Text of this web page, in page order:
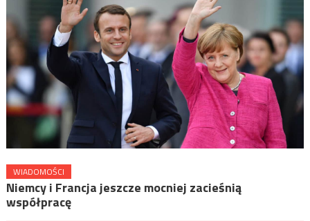
WIADOMOŚCI
Niemcy i Francja jeszcze mocniej zacieśnią
współpracę